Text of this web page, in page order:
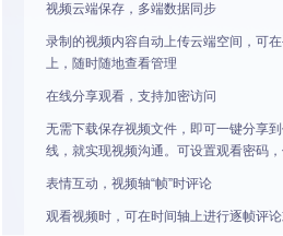
视频云端保存，多端数据同步
录制的视频内容自动上传云端空间，可
上，随时随地查看管理
在线分享观看，支持加密访问
无需下载保存视频文件，即可一键分享
线，就实现视频沟通。可设置观看密码，
表情互动，视频轴“帧”时评论
观看视频时，可在时间轴上进行逐帧评论